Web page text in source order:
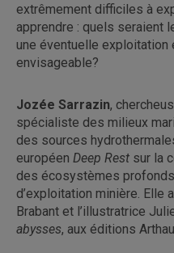
extrêmement difficiles à
apprendre : quels seraient
une éventuelle
envisageable?
Jozée Sarrazin,
spécialiste des milieux
des sources
européen Deep Rest sur la
des écosystèmes
d’exploitation minière. Elle
Brabant et l’illustratrice
abysses, aux éditions